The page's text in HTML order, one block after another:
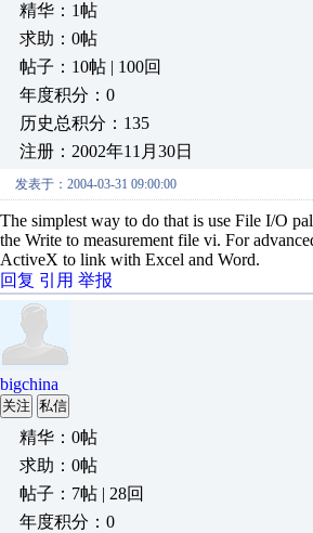
精华：1帖
求助：0帖
帖子：10帖 | 100回
年度积分：0
历史总积分：135
注册：2002年11月30日
发表于：2004-03-31 09:00:00
The simplest way to do that is use File I/O
the Write to measurement file vi. For
ActiveX to link with Excel and Word.
回复 引用 举报
bigchina
关注 私信
精华：0帖
求助：0帖
帖子：7帖 | 28回
年度积分：0